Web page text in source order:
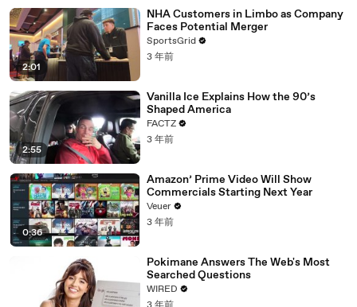
2:01
NHA Customers in Limbo as Company
Faces Potential Merger
SportsGrid
3 年前
2:55
Vanilla Ice Explains How the 90’s
Shaped America
FACTZ
3 年前
0:36
Amazon’ Prime Video Will Show
Commercials Starting Next Year
Veuer
3 年前
Pokimane Answers The Web's Most
Searched Questions
WIRED